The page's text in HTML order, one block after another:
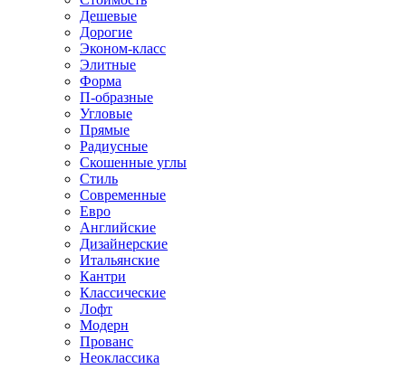
Дешевые
Дорогие
Эконом-класс
Элитные
Форма
П-образные
Угловые
Прямые
Радиусные
Скошенные углы
Стиль
Современные
Евро
Английские
Дизайнерские
Итальянские
Кантри
Классические
Лофт
Модерн
Прованс
Неоклассика